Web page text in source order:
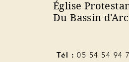
Église
Du Bassin
Tél : 05 54 54 94